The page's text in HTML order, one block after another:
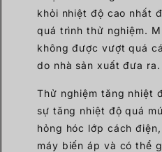
khỏi nhiệt độ cao nhất
quá trình thử nghiệm.
không được vượt quá
do nhà sản xuất đưa ra.
Thử nghiệm tăng nhiệt
sự tăng nhiệt độ quá
hỏng hóc lớp cách
máy biến áp và có thể